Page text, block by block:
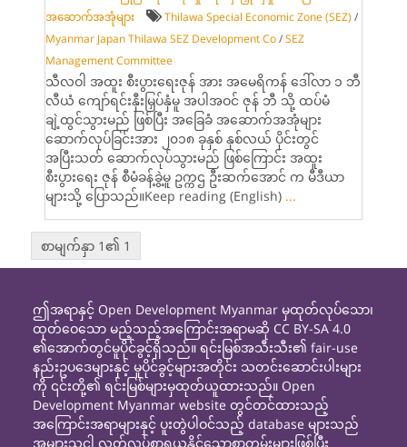
အဆောက်အအုံများ
Thilawa Special Economic Zone (SEZ) /
Myanmar Japan Thilawa SEZ Development Co /SEZ
Management Committee
သီလဝါ အထူး စီးပွားရေးဇုန် အား အမေရိကန် ဒေါ်လာ ၁ ဘီ
လီယံ ကျော်ရင်းနှီးမြှပ်နှံမူ အပါအဝင် ဇုန် ဘီ သို့ ထပ်မံ
ချဲ့ထွင်သွားမည် ဖြစ်ပြီး အခြေခံ အဆောက်အအုံများ
ဆောက်လုပ်ခြင်းအား ၂၀၁၈ ခုနှစ် နှစ်လယ် ပိုင်းတွင်
အပြီးသတ် ဆောက်လုပ်သွားမည် ဖြစ်ကြောင်း အထူး
စီးပွားရေး ဇုန် စီမံခန့်ခွဲ့မူ ဥက္ကဌ ဦးဆက်အောင် က မီဒီယာ
များသို့ ပြောသည်။Keep reading (English) ...
စာမျက်နှာ 1၏ 1
ဤအရာနှင့် Open Development Myanmar မှထုတ်လုပ်သော၊
ထုတ်ဝေသော မည့်သည့်အကြောင်းအရာမဆို CC BY-SA 4.0
၏အောက်တွင်မူပိုင်ခွင့်ရှိသည်။ ရင်းမြစ်အသီးသီး၏ fair-use
နည်းဥပဒေများနှင့် မူပိုင်ခွင့်များအတိုင်း သတင်းဆောင်းပါးများ
ကို ၎င်းတို့၏ ရင်းမြစ်များမှထုတ်ယူထားသည်။ Open
Development Myanmar website တွင်တင်ထားသည့်
အကြောင်းအရာများနှင့် ပူးတွဲပါဝင်သည့် database များသည်
အများသူငါ လွတ်လပ်စွာရယူနိုင်သောစာတမ်းများဖြစ်ပြီး